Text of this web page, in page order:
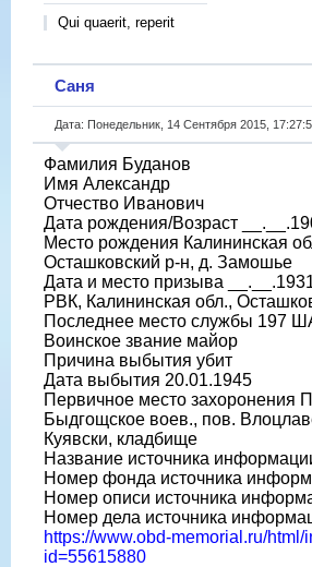
Qui quaerit, reperit
Саня
Дата: Понедельник, 14 Сентября 2015,
Фамилия Буданов
Имя Александр
Отчество Иванович
Дата рождения/Возраст
Место рождения Калининская
Осташковский р-н, д. Замошье
Дата и место призыва
РВК, Калининская обл.,
Последнее место службы 197
Воинское звание майор
Причина выбытия убит
Дата выбытия 20.01.1945
Первичное место захоронения
Быдгощское воев., пов.
Куявски, кладбище
Название источника
Номер фонда источника
Номер описи источника
Номер дела источника
https://www.obd-memorial.ru/html/
id=55615880